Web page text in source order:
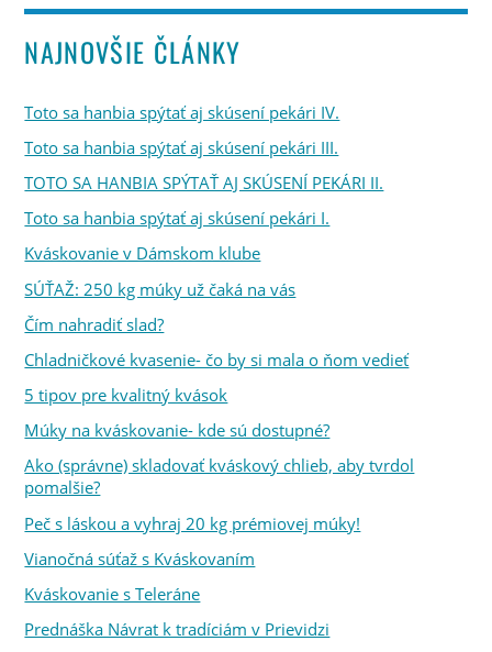
NAJNOVŠIE ČLÁNKY
Toto sa hanbia spýtať aj skúsení pekári IV.
Toto sa hanbia spýtať aj skúsení pekári III.
TOTO SA HANBIA SPÝTAŤ AJ SKÚSENÍ PEKÁRI II.
Toto sa hanbia spýtať aj skúsení pekári I.
Kváskovanie v Dámskom klube
SÚŤAŽ: 250 kg múky už čaká na vás
Čím nahradiť slad?
Chladničkové kvasenie- čo by si mala o ňom vedieť
5 tipov pre kvalitný kvások
Múky na kváskovanie- kde sú dostupné?
Ako (správne) skladovať kváskový chlieb, aby tvrdol
pomalšie?
Peč s láskou a vyhraj 20 kg prémiovej múky!
Vianočná súťaž s Kváskovaním
Kváskovanie s Teleráne
Prednáška Návrat k tradíciám v Prievidzi